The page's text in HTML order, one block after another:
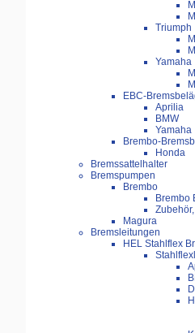
Triumph
Yamaha
EBC-
Aprilia
BMW
Yamaha
Brembo-
Honda
Bremssattelhalter
Bremspumpen
Brembo
Brembo
Magura
Bremsleitungen
HEL Stahlflex